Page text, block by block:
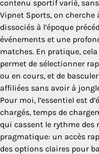
contenu sportif varié,
Vipnet Sports, on
dissociés à l’époque
événements et une
matches. En pratique,
permet de sélectionner
ou en cours, et de
affiliées sans avoir à
Pour moi, l’essentiel est
chargés, temps de
qui cassent le rythme des
pragmatique: un accès
des options claires pour